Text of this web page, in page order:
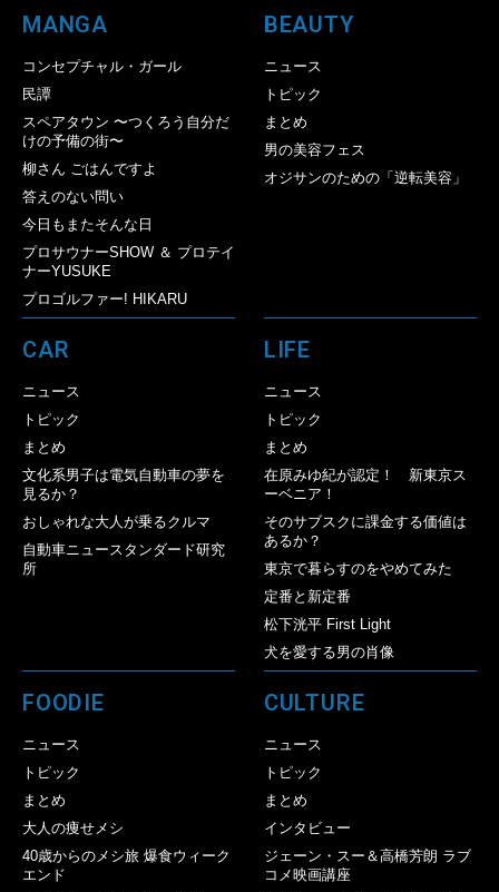
MANGA
コンセプチャル・ガール
民譚
スペアタウン 〜つくろう自分だ
けの予備の街〜
柳さん ごはんですよ
答えのない問い
今日もまたそんな日
プロサウナーSHOW ＆ プロテイ
ナーYUSUKE
プロゴルファー! HIKARU
BEAUTY
ニュース
トピック
まとめ
男の美容フェス
オジサンのための「逆転美容」
CAR
ニュース
トピック
まとめ
文化系男子は電気自動車の夢を
見るか？
おしゃれな大人が乗るクルマ
自動車ニュースタンダード研究
所
LIFE
ニュース
トピック
まとめ
在原みゆ紀が認定！ 新東京ス
ーベニア！
そのサブスクに課金する価値は
あるか？
東京で暮らすのをやめてみた
定番と新定番
松下洸平 First Light
犬を愛する男の肖像
FOODIE
ニュース
トピック
まとめ
大人の痩せメシ
40歳からのメシ旅 爆食ウィーク
エンド
CULTURE
ニュース
トピック
まとめ
インタビュー
ジェーン・スー＆高橋芳朗 ラブ
コメ映画講座